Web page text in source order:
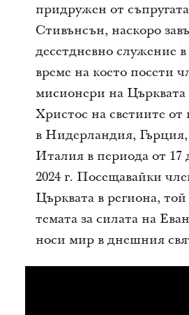
придружен от
Стивънсън, наскоро
десетдневно служение
време на което посети
мисионери на
Христос на светиите
в Нидерландия,
Италия в периода от 17
2024 г. Посещавайки
Църквата в региона,
темата за силата на
носи мир в днешния